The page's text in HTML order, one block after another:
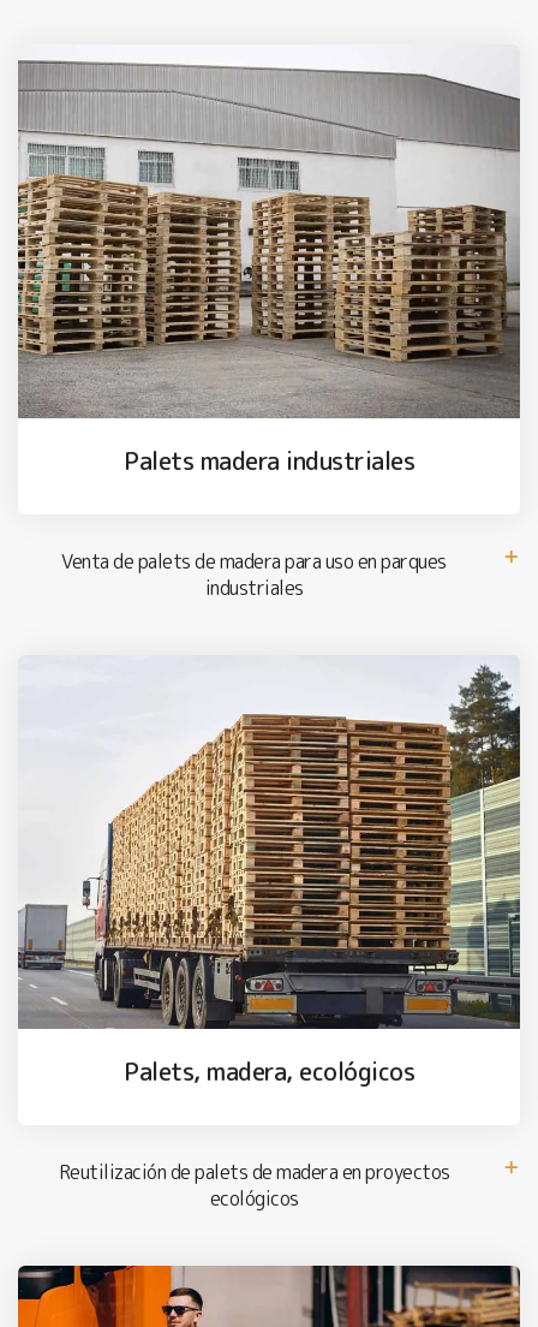
Palets madera industriales
Venta de palets de madera para uso en parques
industriales
Palets, madera, ecológicos
Reutilización de palets de madera en proyectos
ecológicos